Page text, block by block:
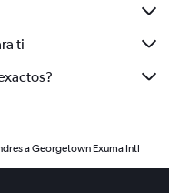
ti
a Georgetown Exuma Intl